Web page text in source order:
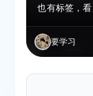
也有标签，
要学习